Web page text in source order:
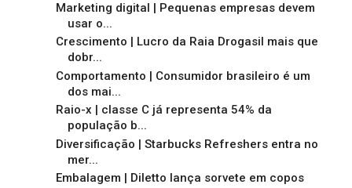
Marketing digital | Pequenas empresas devem
usar o...
Crescimento | Lucro da Raia Drogasil mais que
dobr...
Comportamento | Consumidor brasileiro é um
dos mai...
Raio-x | classe C já representa 54% da
população b...
Diversificação | Starbucks Refreshers entra no
mer...
Embalagem | Diletto lança sorvete em copos